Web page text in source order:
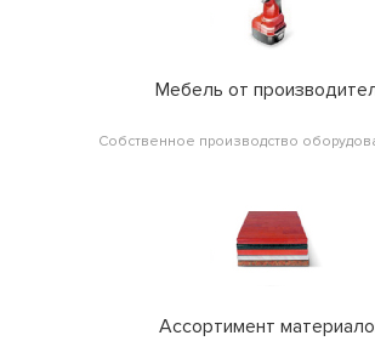
Мебель от
Собственное производство
Ассортимент